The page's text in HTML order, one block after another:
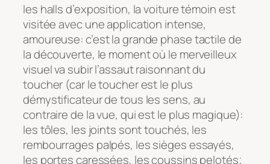
les halls d’exposition, la voiture témoin est
visitée avec une application intense,
amoureuse: c’est la grande phase tactile de
la découverte, le moment où le merveilleux
visuel va subir l’assaut raisonnant du
toucher (car le toucher est le plus
démystificateur de tous les sens, au
contraire de la vue, qui est le plus magique):
les tôles, les joints sont touchés, les
rembourrages palpés, les sièges essayés,
les portes caressées, les coussins pelotés;